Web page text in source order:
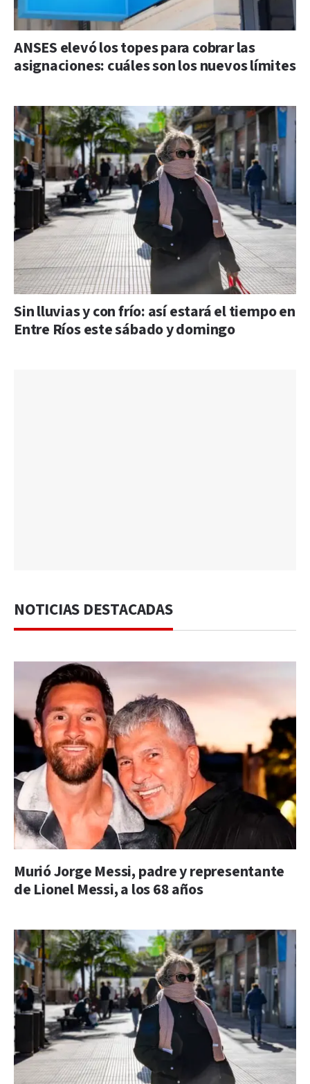
ANSES elevó los topes para cobrar las
asignaciones: cuáles son los nuevos límites
Sin lluvias y con frío: así estará el tiempo en
Entre Ríos este sábado y domingo
NOTICIAS DESTACADAS
Murió Jorge Messi, padre y representante
de Lionel Messi, a los 68 años